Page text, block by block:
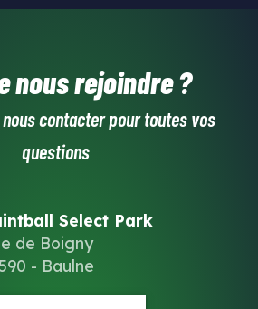
nous rejoindre ?
contacter pour toutes vos
questions
Select Park
de Boigny
- Baulne